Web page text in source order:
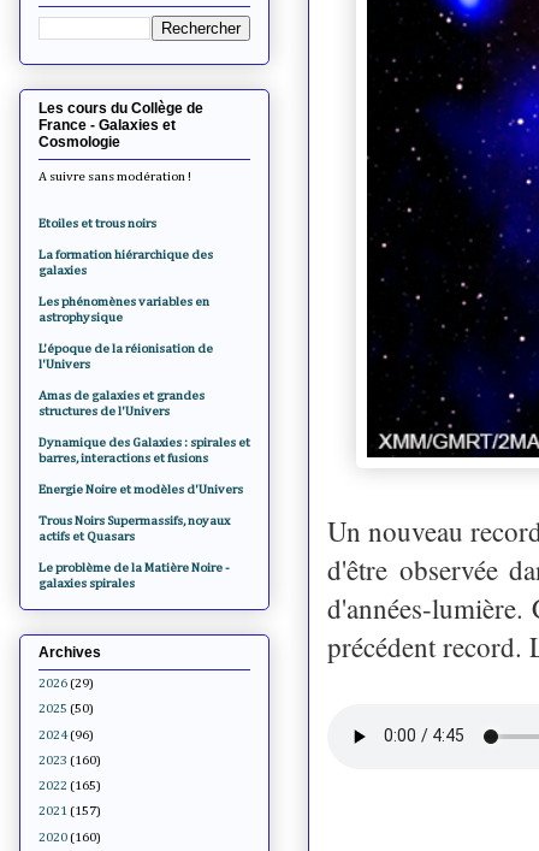
Un nouveau
d'être observée
d'années-lumière.
précédent record.
Les cours du Collège de
France - Galaxies et
Cosmologie
A suivre sans modération !
Etoiles et trous noirs
La formation hiérarchique des
galaxies
Les phénomènes variables en
astrophysique
L'époque de la réionisation de
l'Univers
Amas de galaxies et grandes
structures de l'Univers
Dynamique des Galaxies : spirales et
barres, interactions et fusions
Energie Noire et modèles d'Univers
Trous Noirs Supermassifs, noyaux
actifs et Quasars
Le problème de la Matière Noire -
galaxies spirales
Archives
2026 (29)
2025 (50)
2024 (96)
2023 (160)
2022 (165)
2021 (157)
2020 (160)